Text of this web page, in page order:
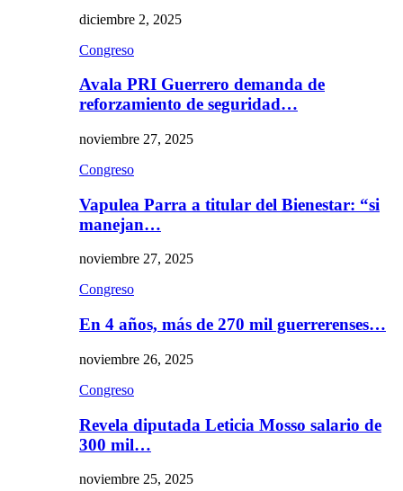
diciembre 2, 2025
Congreso
Avala PRI Guerrero demanda de
reforzamiento de seguridad…
noviembre 27, 2025
Congreso
Vapulea Parra a titular del Bienestar: “si
manejan…
noviembre 27, 2025
Congreso
En 4 años, más de 270 mil guerrerenses…
noviembre 26, 2025
Congreso
Revela diputada Leticia Mosso salario de
300 mil…
noviembre 25, 2025